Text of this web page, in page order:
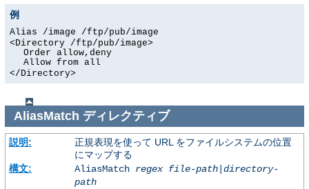
例
Alias /image /ftp/pub/image
<Directory /ftp/pub/image>
Order allow,deny
Allow from all
</Directory>
AliasMatch ディレクティブ
説明:
正規表現を使って URL をファイルシステムの位置
にマップする
構文:
AliasMatch regex file-path| directory-
path